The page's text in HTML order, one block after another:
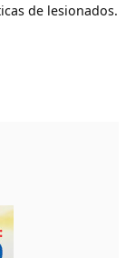
de lesionados.